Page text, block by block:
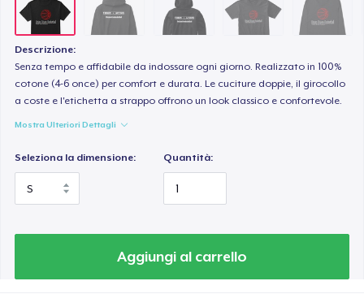
Descrizione:
Senza tempo e affidabile da indossare ogni giorno. Realizzato in 100%
cotone (4-6 once) per comfort e durata. Le cuciture doppie, il girocollo
a coste e l'etichetta a strappo offrono un look classico e confortevole.
Mostra Ulteriori Dettagli
Seleziona la dimensione: Quantità:
Aggiungi al carrello